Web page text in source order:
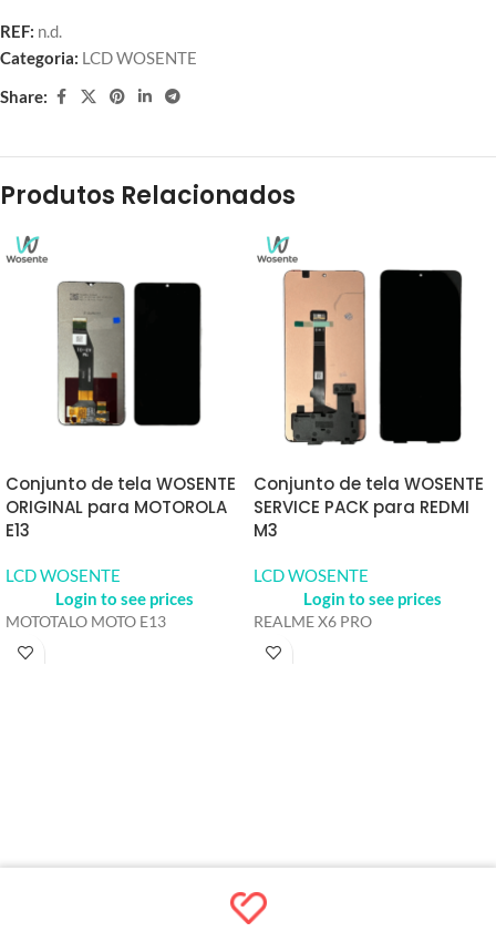
REF: n.d.
Categoria: LCD WOSENTE
Share:
Produtos Relacionados
Conjunto de tela WOSENTE
ORIGINAL para MOTOROLA
E13
LCD WOSENTE
Login to see prices
MOTOTALO MOTO E13
Conjunto de tela WOSENTE
SERVICE PACK para REDMI
M3
LCD WOSENTE
Login to see prices
REALME X6 PRO